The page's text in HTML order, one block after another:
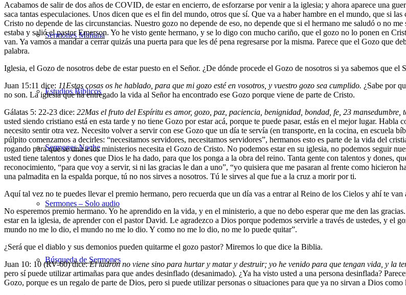
Sermones Mañana
Estudios Bíblicos
Sermones Noche
Sermones – Solo audio
Búsqueda de Sermones
Acabamos de salir de dos años de COVID, de estar en encierro, de esforzarse por venir a la iglesia; y ahora aparece una
saca tantas especulaciones. Unos dicen que es el fin del mundo, otros que sí. Que va a haber hambre en el mundo, que si
Cristo no depende de las circunstancias. Nuestro gozo no depende de eso, no depende que si el hermano me saludó o no
estaba y salió el pastor Emerson. Yo he visto gente hermano, y se lo digo con mucho cariño, que el gozo no lo ponen en
van. Ya vamos a mandar a cerrar quizás una puerta para que les dé pena regresarse por la misma. Parece que el Gozo que
palabra.
Iglesia, el Gozo de nosotros debe de estar puesto en el Señor. ¿De dónde procede el Gozo de nosotros si ya sabemos que el
Juan 15:11 dice: 11Estas cosas os he hablado, para que mi gozo esté en vosotros, y vuestro gozo sea cumplido. ¿Sabe por
no son. La iglesia que ha entregado la vida al Señor ha encontrado ese Gozo porque viene de parte de Cristo.
Gálatas 5: 22-23 dice: 22Mas el fruto del Espíritu es amor, gozo, paz, paciencia, benignidad, bondad, fe, 23 mansedumbre,
usted siendo cristiano está en esta tarde y no tiene Gozo por estar acá, porque te puede pasar, estás en el mejor lugar.
necesito sentir otra vez. Necesito volver a servir con ese Gozo que un día te servía (en transporte, en la cocina, en escuela
púlpito comenzamos a decirles: “necesitamos servidores, necesitamos servidores”, hermanos esto es parte de la vida del
rogando para que se una a los ministerios necesita el Gozo de Cristo. No podemos estar en su iglesia, no podemos seguir
usted tiene talentos y dones que Dios le ha dado, para que los ponga a la obra del reino. Tanta gente con talentos y dones,
reconocimiento, “para que voy a servir, si ni las gracias le dan a uno”, “yo quisiera que me pasaran al frente como
una palmadita en la espalda porque, tú no nos sirves a nosotros. Tú le sirves al que fue a la cruz a morir por ti.
Aquí tal vez no te puedes llevar el premio hermano, pero recuerda que un día vas a entrar al Reino de los Cielos y ahí te
No esperemos premio hermano. Yo he aprendido en la vida, y en el ministerio, a que no debo esperar que me den las
estar en la iglesia, de aprender con el pastor David. Le agradezco a Dios porque podemos servirle a través de ustedes, y el
mundo no me lo dio, el mundo no me lo dio. Y como no me lo dio, no me lo puede quitar”.
¿Será que el diablo y sus demonios pueden quitarme el gozo pastor? Miremos lo que dice la Biblia.
Juan 10: 10 (RV-60) dice:El ladrón no viene sino para hurtar y matar y destruir; yo he venido para que tengan vida, y la
pero sí puede utilizar artimañas para que andes desinflado (desanimado). ¿Ya ha visto usted a una persona desinflada?
Gozo, porque es un regalo de parte de Dios, pero si puede utilizar personas o situaciones para que ya no sirvan a Dios como